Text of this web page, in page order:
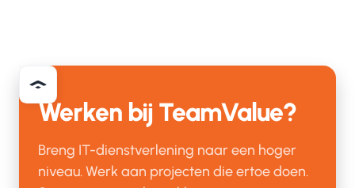
Werken bij TeamValue?
Breng IT-dienstverlening naar een hoger
niveau. Werk aan projecten die ertoe doen.